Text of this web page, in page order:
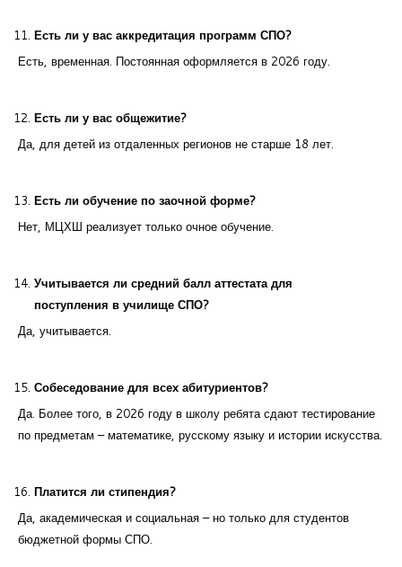
Есть ли у вас аккредитация программ СПО?
Есть, временная. Постоянная оформляется в 2026 году.
Есть ли у вас общежитие?
Да, для детей из отдаленных регионов не старше 18 лет.
Есть ли обучение по заочной форме?
Нет, МЦХШ реализует только очное обучение.
Учитывается ли средний балл аттестата для
поступления в училище СПО?
Да, учитывается.
Собеседование для всех абитуриентов?
Да. Более того, в 2026 году в школу ребята сдают тестирование
по предметам – математике, русскому языку и истории искусства.
Платится ли стипендия?
Да, академическая и социальная – но только для студентов
бюджетной формы СПО.